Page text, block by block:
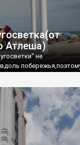
Атлеша)
не